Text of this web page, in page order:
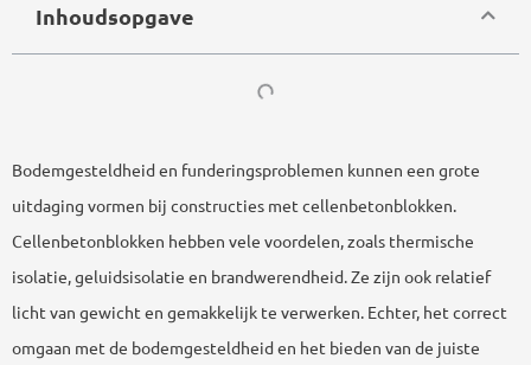
Inhoudsopgave
Bodemgesteldheid en funderingsproblemen kunnen een grote
uitdaging vormen bij constructies met cellenbetonblokken.
Cellenbetonblokken hebben vele voordelen, zoals thermische
isolatie, geluidsisolatie en brandwerendheid. Ze zijn ook relatief
licht van gewicht en gemakkelijk te verwerken. Echter, het correct
omgaan met de bodemgesteldheid en het bieden van de juiste